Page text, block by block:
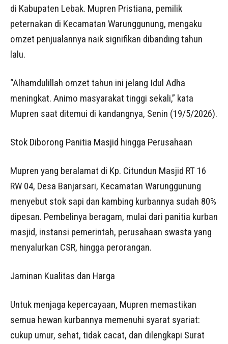
di Kabupaten Lebak. Mupren Pristiana, pemilik
peternakan di Kecamatan Warunggunung, mengaku
omzet penjualannya naik signifikan dibanding tahun
lalu.
“Alhamdulillah omzet tahun ini jelang Idul Adha
meningkat. Animo masyarakat tinggi sekali,” kata
Mupren saat ditemui di kandangnya, Senin (19/5/2026).
Stok Diborong Panitia Masjid hingga Perusahaan
Mupren yang beralamat di Kp. Citundun Masjid RT 16
RW 04, Desa Banjarsari, Kecamatan Warunggunung
menyebut stok sapi dan kambing kurbannya sudah 80%
dipesan. Pembelinya beragam, mulai dari panitia kurban
masjid, instansi pemerintah, perusahaan swasta yang
menyalurkan CSR, hingga perorangan.
Jaminan Kualitas dan Harga
Untuk menjaga kepercayaan, Mupren memastikan
semua hewan kurbannya memenuhi syarat syariat:
cukup umur, sehat, tidak cacat, dan dilengkapi Surat